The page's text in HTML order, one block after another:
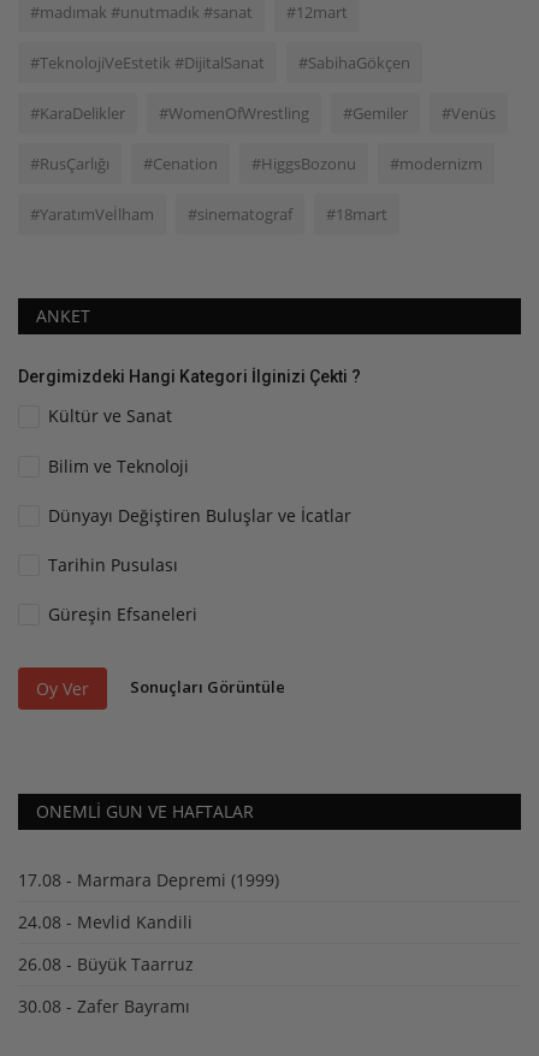
#madımak #unutmadık #sanat #12mart
#TeknolojiVeEstetik #DijitalSanat #SabihaGökçen
#KaraDelikler #WomenOfWrestling #Gemiler #Venüs
#RusÇarlığı #Cenation #HiggsBozonu #modernizm
#YaratımVeİlham #sinematograf #18mart
ANKET
Dergimizdeki Hangi Kategori İlginizi Çekti ?
Kültür ve Sanat
Bilim ve Teknoloji
Dünyayı Değiştiren Buluşlar ve İcatlar
Tarihin Pusulası
Güreşin Efsaneleri
Oy Ver Sonuçları Görüntüle
ONEMLI GUN VE HAFTALAR
17.08 - Marmara Depremi (1999)
24.08 - Mevlid Kandili
26.08 - Büyük Taarruz
30.08 - Zafer Bayramı